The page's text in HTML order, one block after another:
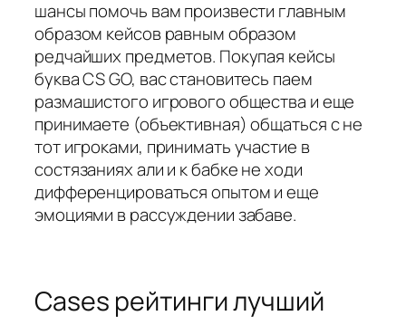
шансы помочь вам произвести главным
образом кейсов равным образом
редчайших предметов. Покупая кейсы
буква CS GO, вас становитесь паем
размашистого игрового общества и еще
принимаете (объективная) общаться с не
тот игроками, принимать участие в
состязаниях али и к бабке не ходи
дифференцироваться опытом и еще
эмоциями в рассуждении забаве.
Cases рейтинги лучший